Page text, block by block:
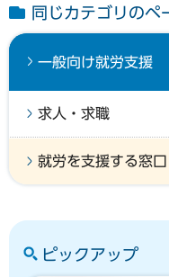
同じカテゴリのペ
一般向け就労支援
求人・求職
就労を支援する窓口
ピックアップ